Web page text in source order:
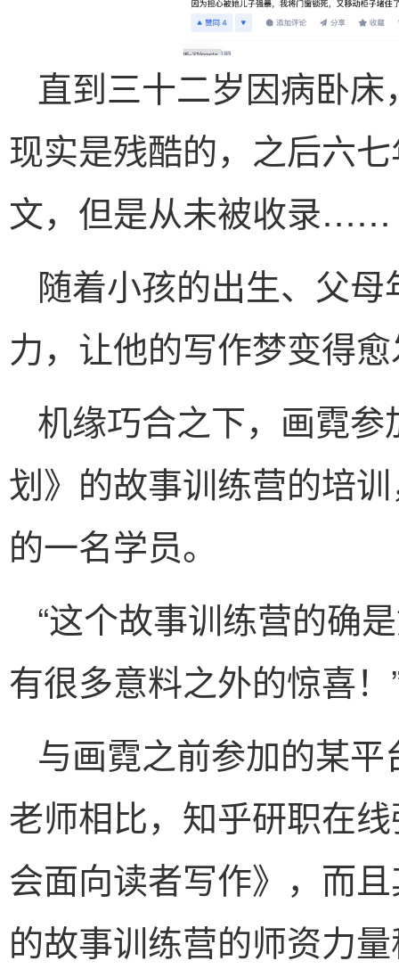
直到三十二岁因病卧
现实是残酷的，之后六
文，但是从未被收录……
随着小孩的出生、父
力，让他的写作梦变得
机缘巧合之下，画霓
划》的故事训练营的培
的一名学员。
“这个故事训练营的确
有很多意料之外的惊喜！
与画霓之前参加的某
老师相比，知乎研职在
会面向读者写作》，而
的故事训练营的师资力